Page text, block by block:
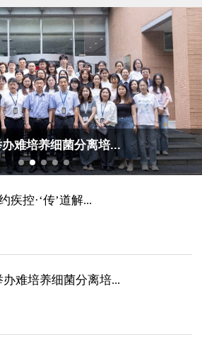
难培养细菌分离培...
疾控·‘传’道解...
难培养细菌分离培...